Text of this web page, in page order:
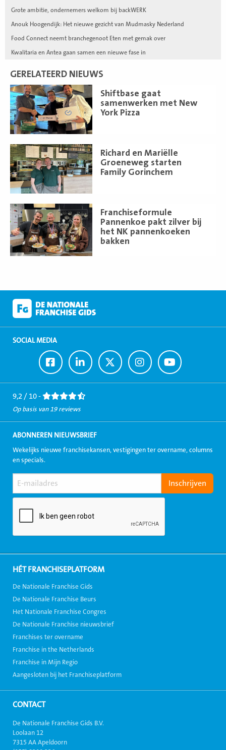
Grote ambitie, ondernemers welkom bij backWERK
Anouk Hoogendijk: Het nieuwe gezicht van Mudmasky Nederland
Food Connect neemt branchegenoot Eten met gemak over
Kwalitaria en Antea gaan samen een nieuwe fase in
GERELATEERD NIEUWS
Shiftbase gaat
samenwerken met New
York Pizza
Lees
meer
Richard en Mariëlle
Groeneweg starten
Family Gorinchem
Lees
meer
Franchiseformule
Pannenkoe pakt zilver bij
het NK pannenkoeken
bakken
Lees
meer
SOCIAL MEDIA
Ga
naar
Facebook
Ga
naar
LinkedIn
Ga
naar
Twitter
Ga
naar
Instagram
Ga
naar
Youtube
9,2 / 10 -
Op basis van 19 reviews
ABONNEREN NIEUWSBRIEF
Wekelijks nieuwe franchisekansen, vestigingen ter overname, columns
en specials.
HÉT FRANCHISEPLATFORM
De Nationale Franchise Gids
De Nationale Franchise Beurs
Het Nationale Franchise Congres
De Nationale Franchise nieuwsbrief
Franchises ter overname
Franchise in the Netherlands
Franchise in Mijn Regio
Aangesloten bij het Franchiseplatform
CONTACT
De Nationale Franchise Gids B.V.
Loolaan 12
7315 AA Apeldoorn